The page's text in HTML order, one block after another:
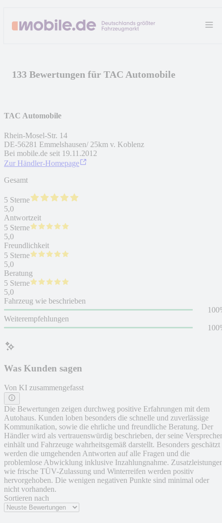
133 Bewertungen für TAC Automobile
Was Kunden sagen
Von KI zusammengefasst
Die Bewertungen zeigen durchweg positive Erfahrungen mit dem
Autohaus. Kunden loben besonders die schnelle und zuverlässige
Kommunikation, sowie die ehrliche und freundliche Beratung. Der
Händler wird als vertrauenswürdig beschrieben, der seine
einhält und Fahrzeuge wahrheitsgemäß darstellt. Besonders geschätzt
werden die umgehenden Antworten auf alle Fragen und die
problemlose Abwicklung inklusive Inzahlungnahme.
wie frische TÜV-Zulassung und Winterreifen werden positiv
hervorgehoben. Die wenigen negativen Punkte sind minimal oder
nicht vorhanden.
Sortieren nach
TAC Automobile
Rhein-Mosel-Str. 14
DE-56281 Emmelshausen/ 25km v. Koblenz
Bei mobile.de seit 19.11.2012
Zur Händler-Homepage
Gesamt
5 Sterne
5,0
Antwortzeit
5 Sterne
5,0
Freundlichkeit
5 Sterne
5,0
Beratung
5 Sterne
5,0
Fahrzeug wie beschrieben
Weiterempfehlungen